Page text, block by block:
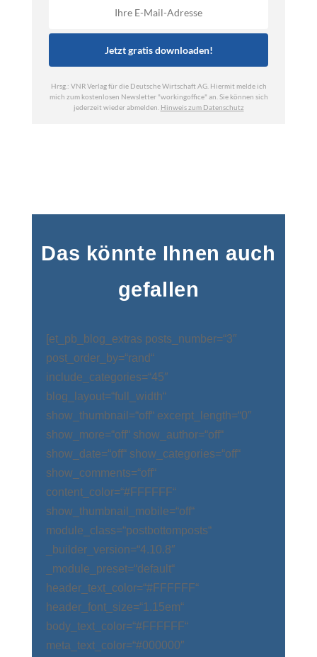
Das könnte Ihnen auch
gefallen
[et_pb_blog_extras posts_number=“3″
post_order_by=“rand“
include_categories=“45″
blog_layout=“full_width“
show_thumbnail=“off“ excerpt_length=“0″
show_more=“off“ show_author=“off“
show_date=“off“ show_categories=“off“
show_comments=“off“
content_color=“#FFFFFF“
show_thumbnail_mobile=“off“
module_class=“postbottomposts“
_builder_version=“4.10.8″
_module_preset=“default“
header_text_color=“#FFFFFF“
header_font_size=“1.15em“
body_text_color=“#FFFFFF“
meta_text_color=“#000000″